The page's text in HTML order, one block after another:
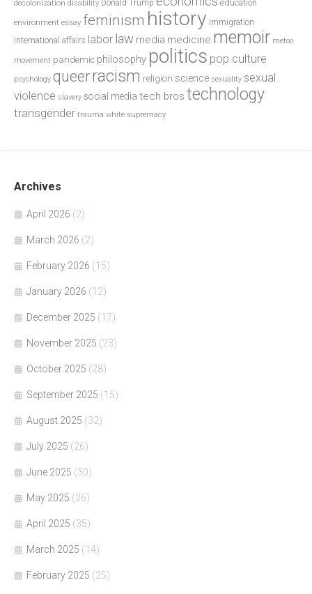
decolonization disability Donald Trump education
environment essay feminism history immigration
international affairs labor law media medicine memoir metoo
movement pandemic philosophy politics pop culture
psychology queerracism religion science sexuality sexual
violence slavery social media tech bros technology
transgender trauma white supremacy
Archives
April 2026 (2)
March 2026 (2)
February 2026 (15)
January 2026 (12)
December 2025 (17)
November 2025 (23)
October 2025 (28)
September 2025 (15)
August 2025 (32)
July 2025 (26)
June 2025 (30)
May 2025 (26)
April 2025 (35)
March 2025 (14)
February 2025 (25)